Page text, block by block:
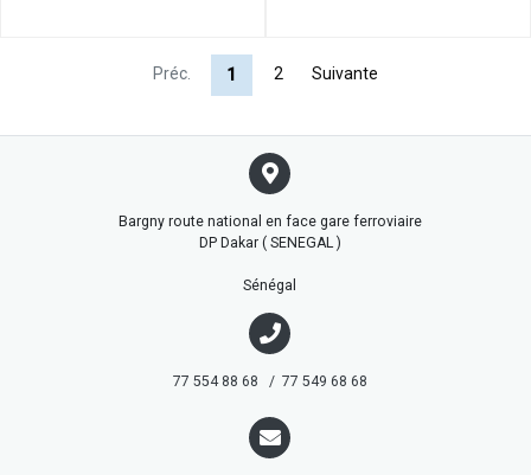
Préc. 1 2 Suivante
Bargny route national en face gare ferroviaire
DP Dakar ( SENEGAL )
Sénégal
77 554 88 68 / 77 549 68 68